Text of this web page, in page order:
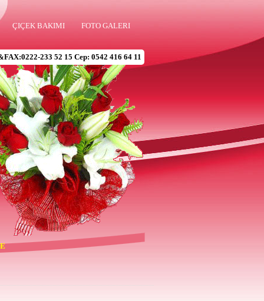
ÇIÇEK BAKIMI
FOTO GALERI
233 52 15 Cep: 0542 416 64 11